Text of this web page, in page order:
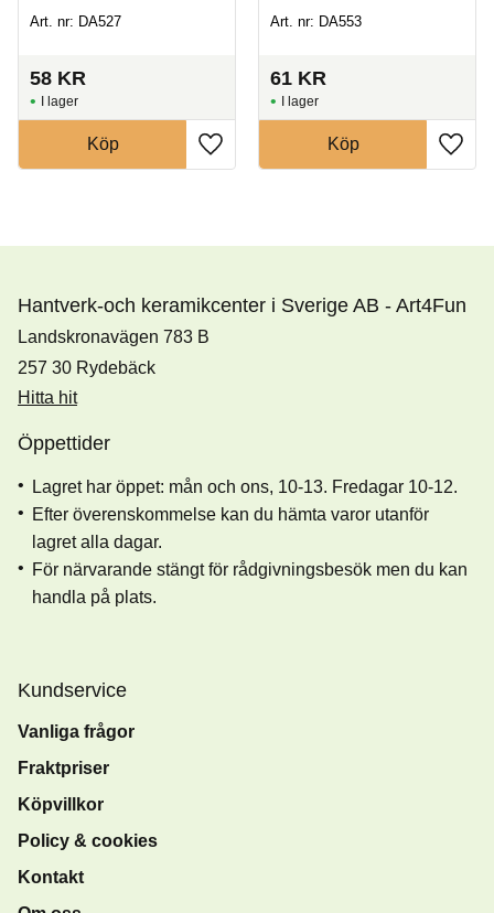
Art. nr: DA527
58 KR
I lager
Köp
Art. nr: DA553
61 KR
I lager
Köp
Hantverk-och keramikcenter i Sverige AB - Art4Fun
Landskronavägen 783 B
257 30 Rydebäck
Hitta hit
Öppettider
Lagret har öppet: mån och ons, 10-13. Fredagar 10-12.
Efter överenskommelse kan du hämta varor utanför
lagret alla dagar.
För närvarande stängt för rådgivningsbesök men du kan
handla på plats.
Kundservice
Vanliga frågor
Fraktpriser
Köpvillkor
Policy & cookies
Kontakt